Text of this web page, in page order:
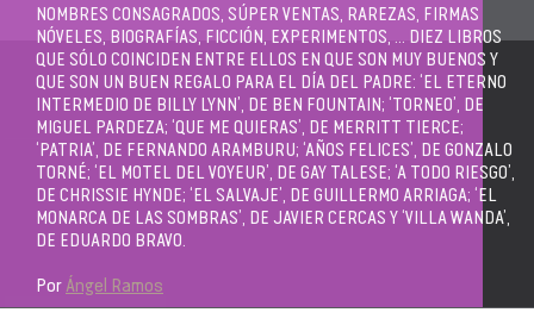
NOMBRES CONSAGRADOS, SÚPER VENTAS, RAREZAS, FIRMAS
NÓVELES, BIOGRAFÍAS, FICCIÓN, EXPERIMENTOS, ... DIEZ LIBROS
QUE SÓLO COINCIDEN ENTRE ELLOS EN QUE SON MUY BUENOS Y
QUE SON UN BUEN REGALO PARA EL DÍA DEL PADRE: ‘EL ETERNO
INTERMEDIO DE BILLY LYNN’, DE BEN FOUNTAIN; ‘TORNEO’, DE
MIGUEL PARDEZA; ‘QUE ME QUIERAS’, DE MERRITT TIERCE;
‘PATRIA’, DE FERNANDO ARAMBURU; ‘AÑOS FELICES’, DE GONZALO
TORNÉ; ‘EL MOTEL DEL VOYEUR’, DE GAY TALESE; ‘A TODO RIESGO’,
DE CHRISSIE HYNDE; ‘EL SALVAJE’, DE GUILLERMO ARRIAGA; ‘EL
MONARCA DE LAS SOMBRAS’, DE JAVIER CERCAS Y ‘VILLA WANDA’,
DE EDUARDO BRAVO.
Por Ángel Ramos